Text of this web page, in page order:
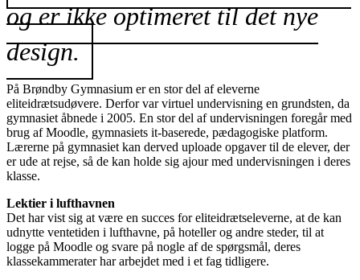
og er ikke optimeret til det nye
design.
På Brøndby Gymnasium er en stor del af eleverne
eliteidrætsudøvere. Derfor var virtuel undervisning en grundsten, da
gymnasiet åbnede i 2005. En stor del af undervisningen foregår med
brug af Moodle, gymnasiets it-baserede, pædagogiske platform.
Lærerne på gymnasiet kan derved uploade opgaver til de elever, der
er ude at rejse, så de kan holde sig ajour med undervisningen i deres
klasse.
Lektier i lufthavnen
Det har vist sig at være en succes for eliteidrætseleverne, at de kan
udnytte ventetiden i lufthavne, på hoteller og andre steder, til at
logge på Moodle og svare på nogle af de spørgsmål, deres
klassekammerater har arbejdet med i et fag tidligere.